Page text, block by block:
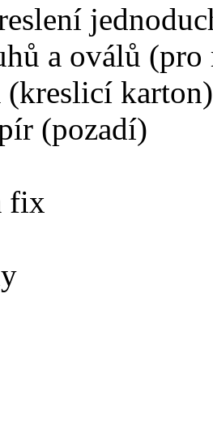
a oválů (pro
karton)
(pozadí)
fix